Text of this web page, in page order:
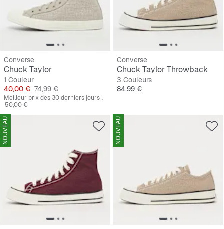
Converse
Chuck Taylor
1 Couleur
Prix
40,00 € Prix original
74,99 €
Meilleur prix des 30 derniers jours :
50,00 €
Converse
Chuck Taylor Throwback
3 Couleurs
Prix
84,99 €
NOUVEAU NOUVEAU